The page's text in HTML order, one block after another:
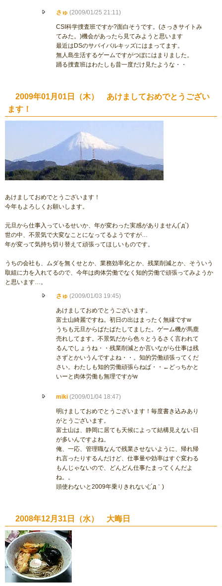
さゅ (2009/01/25 21:11)
CSI科学捜査班ですか?面白そうです。(さっきサイトみ
てみた。)機会があったら見てみようと思います
最近はDSのサバイバルキッズにはまってます。
無人島生活するゲームですがつぼにはまりました。
踊る捜査班はわたしも昔一度だけ見たような・・
2009年01月01日（木） あけましておめでとうござい
ます！
あけましておめでとうございます！
今年もよろしくお願いします。
元旦から仕事入っているせいか、年が変わった実感がありません(´д`)
世の中、不景気で大変なことになってるようですが…
年が変って気持ち切り替えて頑張ってほしいものです。
うちの会社も、ムダを無くせとか、業務効率化とか、残業削減とか、そういう
取組に力を入れてるので、今年は肉体労働でなく知的労働で頑張ってみようか
と思います…。
さゅ (2009/01/03 19:45)
あけましておめでとうございます。
富士山綺麗ですね。初日の出はまったく無縁ですw
うちも元旦からばたばたしてました。ゲーム機が馬鹿
売れしてます。不景気だから色々とうるさく言われて
るんでしょうね・・残業削減とか言いながら仕事は残
さずとかいうんですよね・・。知的労働頑張ってくだ
さい。わたしも知的労働頑張らねば・・←どっちかと
いーと肉体労働も無理ですがw
miki (2009/01/04 18:47)
明けましておめでとうございます！毎度書き込みあり
がとうございます。
富士山は、静岡に居ても天候によって結構見えない日
が多いんですよね。
俺、一応、管理職なんで残業させないように、帰れ帰
れ言ったりするんだけど、仕事量や効率はすぐ変わる
もんじゃないので、どんどん仕事たまってくんだよ
ね。。
頭使わないと2009年乗りきれない(;´д｀)
2008年12月31日（水） 大晦日